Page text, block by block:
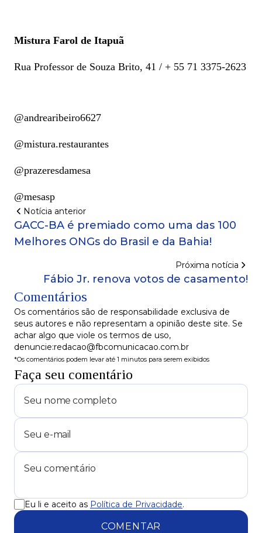
Mistura Farol de Itapuã
Rua Professor de Souza Brito, 41 / + 55 71 3375-2623
@andrearibeiro6627
@mistura.restaurantes
@prazeresdamesa
@mesasp
Notícia anterior
GACC-BA é premiado como uma das 100
Melhores ONGs do Brasil e da Bahia!
Próxima notícia
Fábio Jr. renova votos de casamento!
Comentários
Os comentários são de responsabilidade exclusiva de
seus autores e não representam a opinião deste site. Se
achar algo que viole os termos de uso,
denuncie:redacao@fbcomunicacao.com.br
*Os comentários podem levar até 1 minutos para serem exibidos
Faça seu comentário
Eu li e aceito as Política de Privacidade.
COMENTAR